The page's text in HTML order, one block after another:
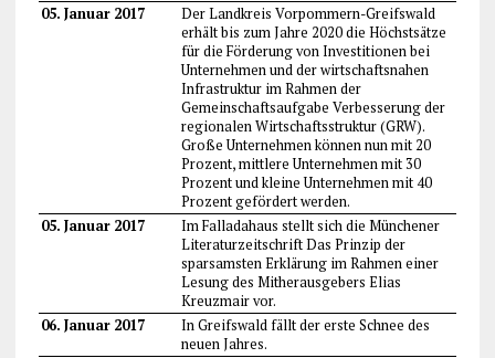
05. Januar 2017
Der Landkreis Vorpommern-Greifswald
erhält bis zum Jahre 2020 die Höchstsätze
für die Förderung von Investitionen bei
Unternehmen und der wirtschaftsnahen
Infrastruktur im Rahmen der
Gemeinschaftsaufgabe Verbesserung der
regionalen Wirtschaftsstruktur (GRW).
Große Unternehmen können nun mit 20
Prozent, mittlere Unternehmen mit 30
Prozent und kleine Unternehmen mit 40
Prozent gefördert werden.
05. Januar 2017
Im Falladahaus stellt sich die Münchener
Literaturzeitschrift Das Prinzip der
sparsamsten Erklärung im Rahmen einer
Lesung des Mitherausgebers Elias
Kreuzmair vor.
06. Januar 2017
In Greifswald fällt der erste Schnee des
neuen Jahres.